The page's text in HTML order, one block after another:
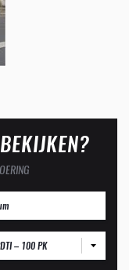
– 100 PK